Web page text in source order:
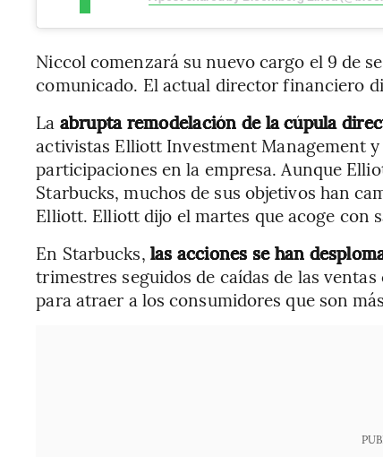
Niccol comenzará su nuevo cargo el 9 de
comunicado. El actual director financiero
La abrupta remodelación de la cúpula
activistas Elliott Investment Management
participaciones en la empresa. Aunque
Starbucks, muchos de sus objetivos han
Elliott. Elliott dijo el martes que acoge con
En Starbucks, las acciones se han
trimestres seguidos de caídas de las
para atraer a los consumidores que son